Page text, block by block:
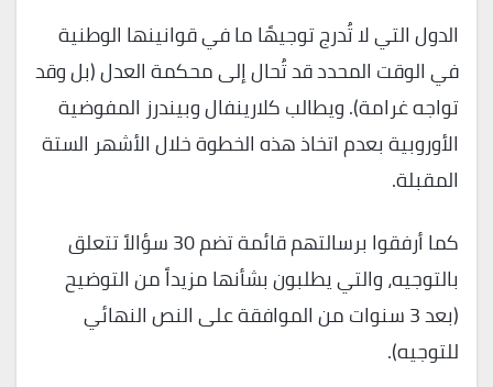
الدول التي لا تُدرج توجيهًا ما في قوانينها الوطنية
في الوقت المحدد قد تُحال إلى محكمة العدل (بل وقد
تواجه غرامة). ويطالب كلارينفال وبيندرز المفوضية
الأوروبية بعدم اتخاذ هذه الخطوة خلال الأشهر الستة
المقبلة.
كما أرفقوا برسالتهم قائمة تضم 30 سؤالاً تتعلق
بالتوجيه، والتي يطلبون بشأنها مزيداً من التوضيح
(بعد 3 سنوات من الموافقة على النص النهائي
للتوجيه).